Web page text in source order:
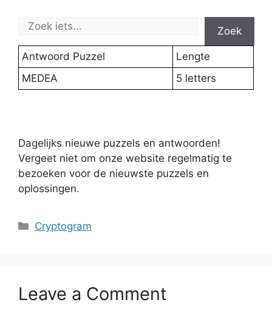
Zoek
Antwoord Puzzel
Lengte
MEDEA
5 letters
Dagelijks nieuwe puzzels en antwoorden!
Vergeet niet om onze website regelmatig te
bezoeken voor de nieuwste puzzels en
oplossingen.
Categories
Cryptogram
Leave a Comment